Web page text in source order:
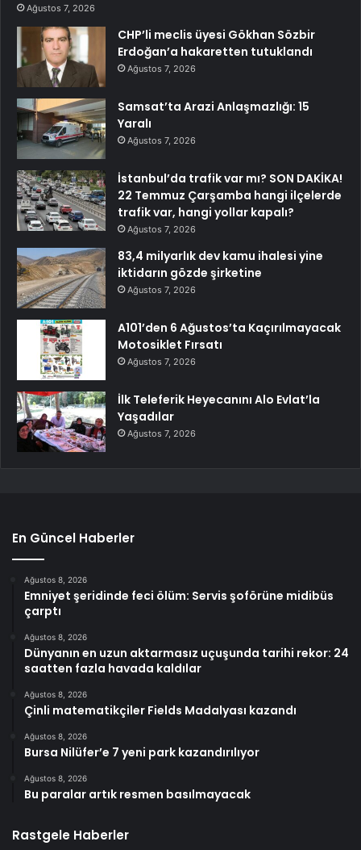
Ağustos 7, 2026
CHP’li meclis üyesi Gökhan Sözbir
Erdoğan’a hakaretten tutuklandı
Ağustos 7, 2026
Samsat’ta Arazi Anlaşmazlığı: 15
Yaralı
Ağustos 7, 2026
İstanbul’da trafik var mı? SON DAKİKA!
22 Temmuz Çarşamba hangi ilçelerde
trafik var, hangi yollar kapalı?
Ağustos 7, 2026
83,4 milyarlık dev kamu ihalesi yine
iktidarın gözde şirketine
Ağustos 7, 2026
A101’den 6 Ağustos’ta Kaçırılmayacak
Motosiklet Fırsatı
Ağustos 7, 2026
İlk Teleferik Heyecanını Alo Evlat’la
Yaşadılar
Ağustos 7, 2026
En Güncel Haberler
Ağustos 8, 2026
Emniyet şeridinde feci ölüm: Servis şoförüne midibüs
çarptı
Ağustos 8, 2026
Dünyanın en uzun aktarmasız uçuşunda tarihi rekor: 24
saatten fazla havada kaldılar
Ağustos 8, 2026
Çinli matematikçiler Fields Madalyası kazandı
Ağustos 8, 2026
Bursa Nilüfer’e 7 yeni park kazandırılıyor
Ağustos 8, 2026
Bu paralar artık resmen basılmayacak
Rastgele Haberler